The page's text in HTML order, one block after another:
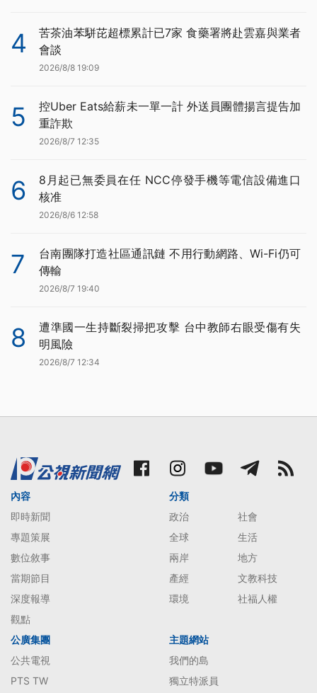
4
苦茶油苯駢芘超標累計已7家 食藥署將赴雲嘉與業者
會談
2026/8/8 19:09
5
控Uber Eats給薪未一單一計 外送員團體揚言提告加
重詐欺
2026/8/7 12:35
6
8月起已無委員在任 NCC停發手機等電信設備進口
核准
2026/8/6 12:58
7
台南團隊打造社區通訊鏈 不用行動網路、Wi-Fi仍可
傳輸
2026/8/7 19:40
8
遭準國一生持斷裂掃把攻擊 台中教師右眼受傷有失
明風險
2026/8/7 12:34
內容
即時新聞
專題策展
數位敘事
當期節目
深度報導
觀點
分類
政治
社會
全球
生活
兩岸
地方
產經
文教科技
環境
社福人權
公廣集團
公共電視
PTS TW
主題網站
我們的島
獨立特派員